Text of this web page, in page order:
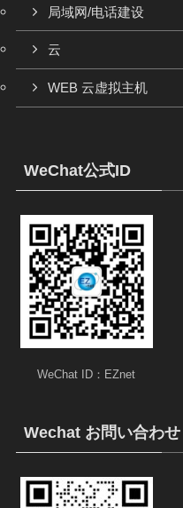
局域网/电话建设
云
WEB 云虚拟主机
WeChat公式ID
WeChat ID：EZnet
Wechat お問い合わせ